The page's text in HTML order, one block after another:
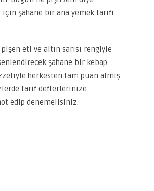
şahane bir ana yemek tarifi
eti ve altın sarısı rengiyle
şahane bir kebap
herkesten tam puan almış
tarif defterlerinize
edip denemelisiniz.